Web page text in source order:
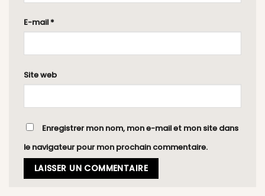
E-mail *
Site web
Enregistrer mon nom, mon e-mail et mon site dans
le navigateur pour mon prochain commentaire.